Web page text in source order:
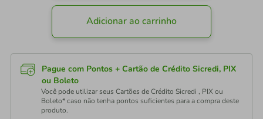
Adicionar ao carrinho
Pague com Pontos + Cartão de Crédito Sicredi, PIX
ou Boleto
Você pode utilizar seus Cartões de Crédito Sicredi , PIX ou
Boleto* caso não tenha pontos suficientes para a compra deste
produto.